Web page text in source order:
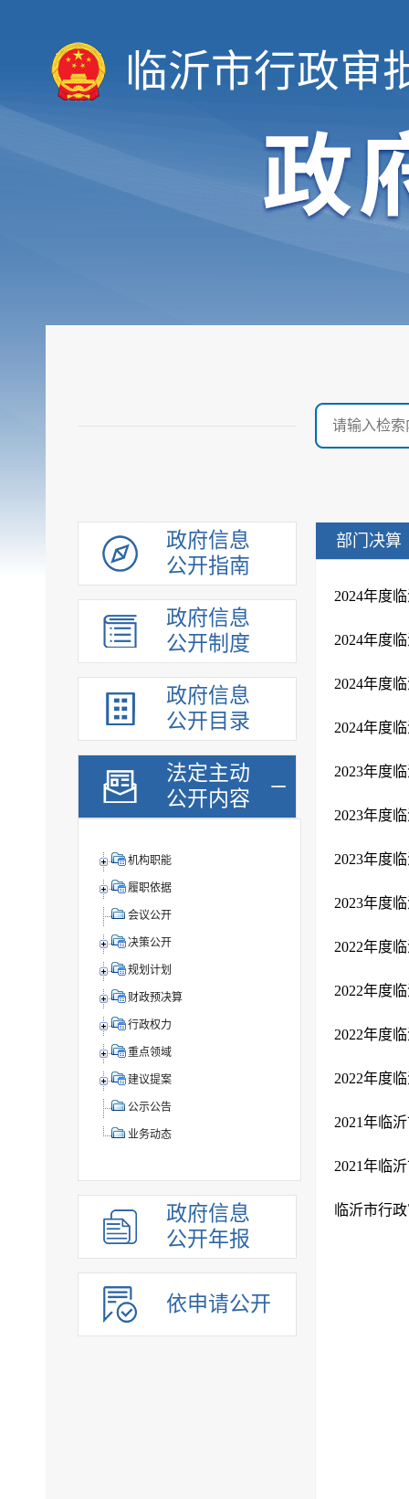
临沂市行政审
政府信息
公开指南
政府信息
公开制度
政府信息
公开目录
法定主动
公开内容
机构职能
履职依据
会议公开
决策公开
规划计划
财政预决算
行政权力
重点领域
建议提案
公示公告
业务动态
政府信息
公开年报
依申请公开
部门决算
2024年度
2024年度
2024年度
2024年度
2023年度
2023年度
2023年度
2023年度
2022年度
2022年度
2022年度
2022年度
2021年临
2021年临
临沂市行